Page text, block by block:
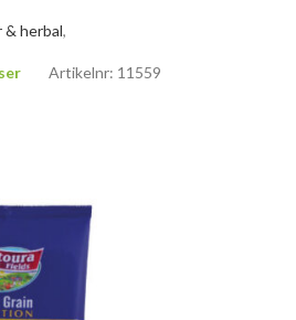
& herbal,
Artikelnr: 11559